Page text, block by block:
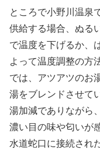
ところで小野川温泉
供給する場合、ぬる
で温度を下げるか、
よって温度調整の方
では、アツアツのお
湯をブレンドさせて
湯加減でありながら
濃い目の味や匂いが
水道蛇口に接続され